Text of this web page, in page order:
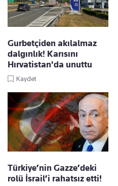
Gurbetçiden akılalmaz
dalgınlık! Karısını
Hırvatistan'da unuttu
Kaydet
Türkiye’nin Gazze’deki
rolü İsrail’i rahatsız etti!